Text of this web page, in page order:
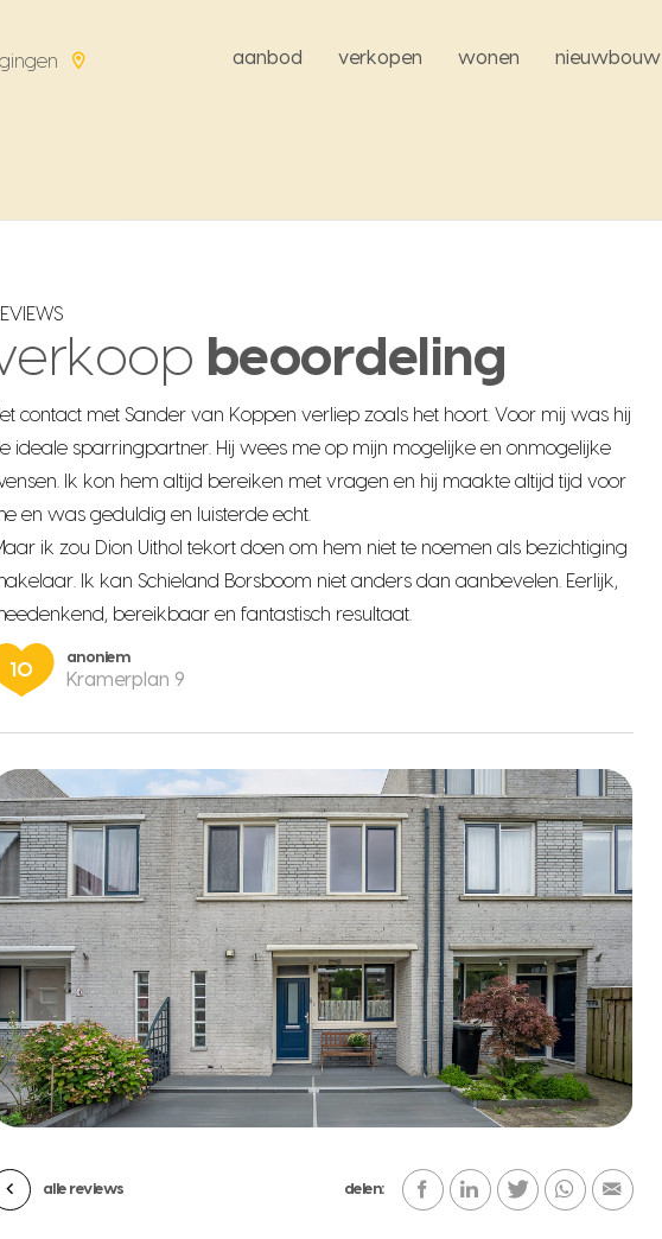
aanbod verkopen wonen nieuwbouw
beoordeling
contact met Sander van Koppen verliep zoals het hoort. Voor mij was hij
ideale sparringpartner . Hij wees me op mijn mogelijke en onmogelijke
Ik kon hem altijd bereiken met vragen en hij maakte altijd tijd voor
en was geduldig en luisterde echt.
ik zou Dion Uithol tekort doen om hem niet te noemen als bezichtiging
Ik kanSchieland Borsboom niet anders dan aanbevelen. Eerlijk,
bereikbaar en fantastisch resultaat
10
anoniem
Kramerplan 9
delen:
alle reviews